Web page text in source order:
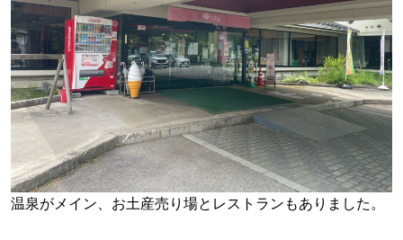
温泉がメイン、お土産売り場とレストランもありました。